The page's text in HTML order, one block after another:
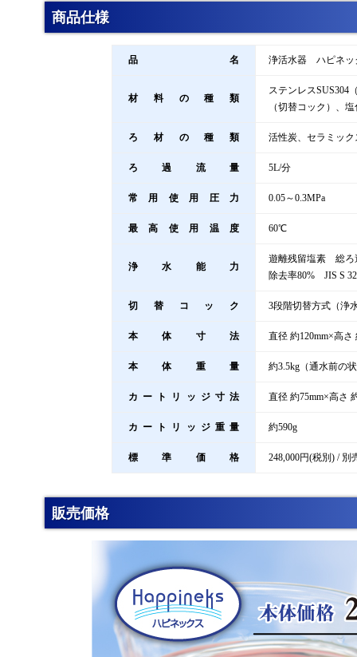
商品仕様
品名 浄活水器 ハピネッ
材料の種類
ステンレスSUS304
（切替コック）、
ろ材の種類 活性炭、セラミッ
ろ過流量 5L/分
常用使用圧力 0.05～0.3MPa
最高使用温度 60℃
浄水能力
遊離残留塩素 総ろ
除去率80% JIS S
切替コック 3段階切替方式（浄
本体寸法 直径 約120mm×高さ
本体重量 約3.5kg（通水前の
カートリッジ寸法 直径 約75mm×高さ
カートリッジ重量 約590g
標準価格 248,000円(税別) / 別
販売価格